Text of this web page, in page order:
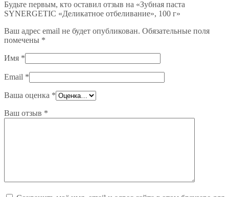
Будьте первым, кто оставил отзыв на «Зубная паста
SYNERGETIC «Деликатное отбеливание», 100 г»
Ваш адрес email не будет опубликован. Обязательные поля
помечены *
Имя *
Email *
Ваша оценка *
Ваш отзыв *